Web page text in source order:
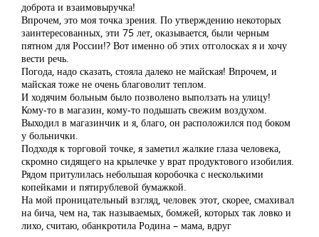
доброта и взаимовыручка!
Впрочем, это моя точка зрения. По утверждению некоторых
заинтересованных, эти 75 лет, оказывается, были черным
пятном для России!? Вот именно об этих отголосках я и хочу
вести речь.
Погода, надо сказать, стояла далеко не майская! Впрочем, и
майская тоже не очень благоволит теплом.
И ходячим больным было позволено выползать на улицу!
Кому-то в магазин, кому-то подышать свежим воздухом.
Выходил в магазинчик и я, благо, он расположился под боком
у больнички.
Подходя к торговой точке, я заметил жалкие глаза человека,
скромно сидящего на крылечке у врат продуктового изобилия.
Рядом притулилась небольшая коробочка с несколькими
копейками и пятирублевой бумажкой.
На мой проницательный взгляд, человек этот, скорее, смахивал
на бича, чем на, так называемых, бомжей, которых так ловко и
лихо, считаю, обанкротила Родина – мама, вдруг